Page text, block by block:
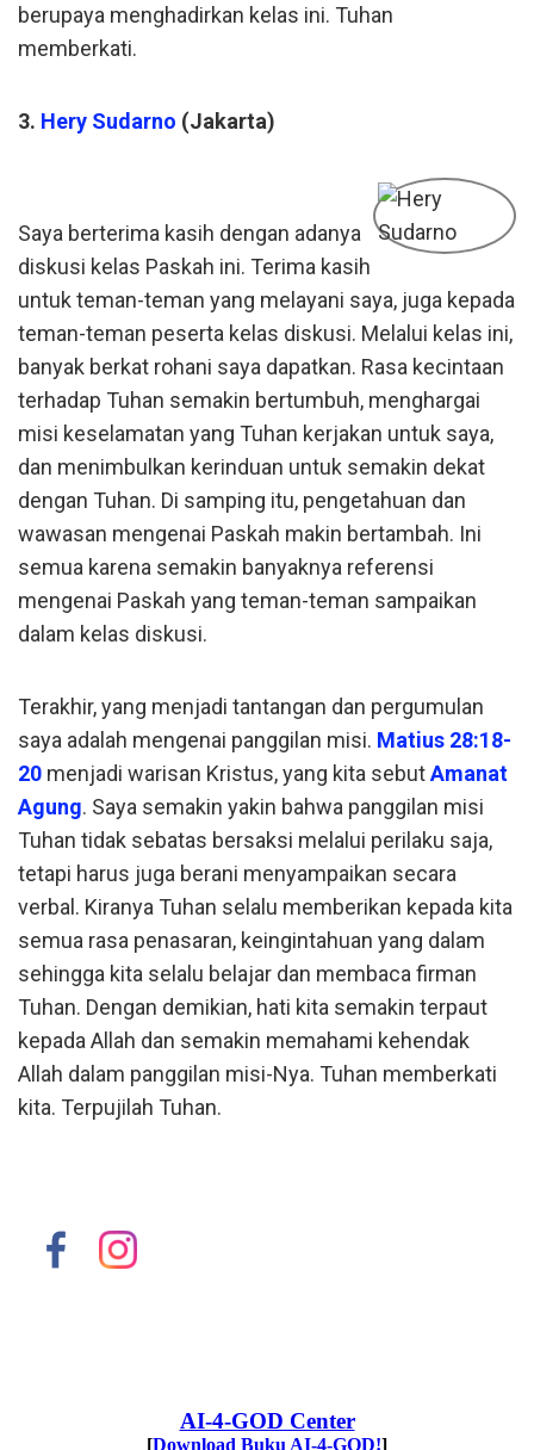
berupaya menghadirkan kelas ini. Tuhan
memberkati.
3. Hery Sudarno (Jakarta)
Saya berterima kasih dengan adanya
diskusi kelas Paskah ini. Terima kasih
untuk teman-teman yang melayani saya, juga kepada
teman-teman peserta kelas diskusi. Melalui kelas ini,
banyak berkat rohani saya dapatkan. Rasa kecintaan
terhadap Tuhan semakin bertumbuh, menghargai
misi keselamatan yang Tuhan kerjakan untuk saya,
dan menimbulkan kerinduan untuk semakin dekat
dengan Tuhan. Di samping itu, pengetahuan dan
wawasan mengenai Paskah makin bertambah. Ini
semua karena semakin banyaknya referensi
mengenai Paskah yang teman-teman sampaikan
dalam kelas diskusi.
Terakhir, yang menjadi tantangan dan pergumulan
saya adalah mengenai panggilan misi. Matius 28:18-
20 menjadi warisan Kristus, yang kita sebutAmanat
Agung. Saya semakin yakin bahwa panggilan misi
Tuhan tidak sebatas bersaksi melalui perilaku saja,
tetapi harus juga berani menyampaikan secara
verbal. Kiranya Tuhan selalu memberikan kepada kita
semua rasa penasaran, keingintahuan yang dalam
sehingga kita selalu belajar dan membaca firman
Tuhan. Dengan demikian, hati kita semakin terpaut
kepada Allah dan semakin memahami kehendak
Allah dalam panggilan misi-Nya. Tuhan memberkati
kita. Terpujilah Tuhan.